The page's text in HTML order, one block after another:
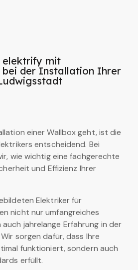
elektrify mit
bei der Installation Ihrer
einer Wallbox geht, ist die
entscheidend. Bei
wie wichtig eine fachgerechte
und Effizienz Ihrer
Elektriker für
nicht nur umfangreiches
auch jahrelange Erfahrung in der
sorgen dafür, dass Ihre
funktioniert, sondern auch
erfüllt.